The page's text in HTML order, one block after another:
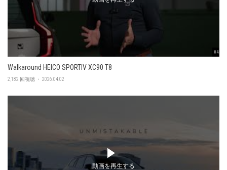
04:56
Walkaround HEICO SPORTIV XC90 T8
2,182 回視聴 ・ 2026.04.02
動画を再生する